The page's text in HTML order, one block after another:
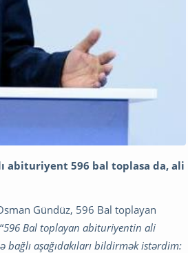
abituriyent 596 bal toplasa da, ali
Gündüz, 596 Bal toplayan
596 Bal toplayan abituriyentin ali
aşağıdakıları bildirmək istərdim: